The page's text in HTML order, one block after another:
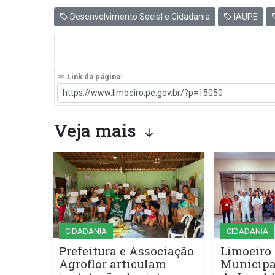
Desenvolvimento Social e Cidadania IAUPE
Link da página:
Veja mais
CIDADANIA
Prefeitura e Associação
Agroflor articulam
CIDADANIA
Limoeiro